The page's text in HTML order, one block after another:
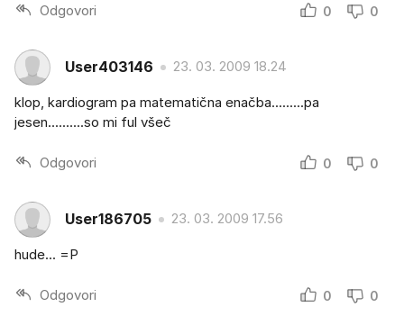
Odgovori 0 0
User403146 23. 03. 2009 18.24
klop, kardiogram pa matematična enačba.........pa
jesen..........so mi ful všeč
Odgovori 0 0
User186705 23. 03. 2009 17.56
hude... =P
Odgovori 0 0